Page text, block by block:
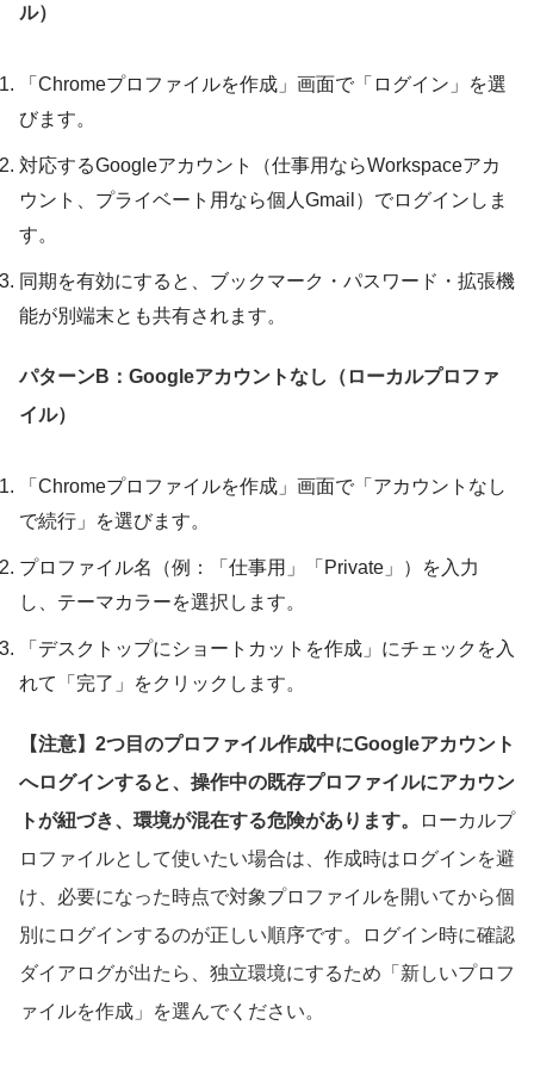
ル）
「Chromeプロファイルを作成」画面で「ログイン」を選
びます。
対応するGoogleアカウント（仕事用ならWorkspaceアカ
ウント、プライベート用なら個人Gmail）でログインしま
す。
同期を有効にすると、ブックマーク・パスワード・拡張機
能が別端末とも共有されます。
パターンB：Googleアカウントなし（ローカルプロファ
イル）
「Chromeプロファイルを作成」画面で「アカウントなし
で続行」を選びます。
プロファイル名（例：「仕事用」「Private」）を入力
し、テーマカラーを選択します。
「デスクトップにショートカットを作成」にチェックを入
れて「完了」をクリックします。
【注意】2つ目のプロファイル作成中にGoogleアカウント
へログインすると、操作中の既存プロファイルにアカウン
トが紐づき、環境が混在する危険があります。
ローカルプ
ロファイルとして使いたい場合は、作成時はログインを避
け、必要になった時点で対象プロファイルを開いてから個
別にログインするのが正しい順序です。ログイン時に確認
ダイアログが出たら、独立環境にするため「新しいプロフ
ァイルを作成」を選んでください。